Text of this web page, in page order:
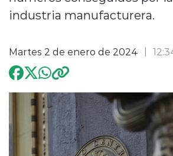
Entrevistas
modo claro
industria manufacturera.
Martes 2 de enero de 2024